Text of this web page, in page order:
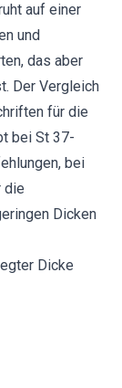
auf einer
und
das aber
Der Vergleich
für die
bei St 37-
bei
die
Dicken
Dicke